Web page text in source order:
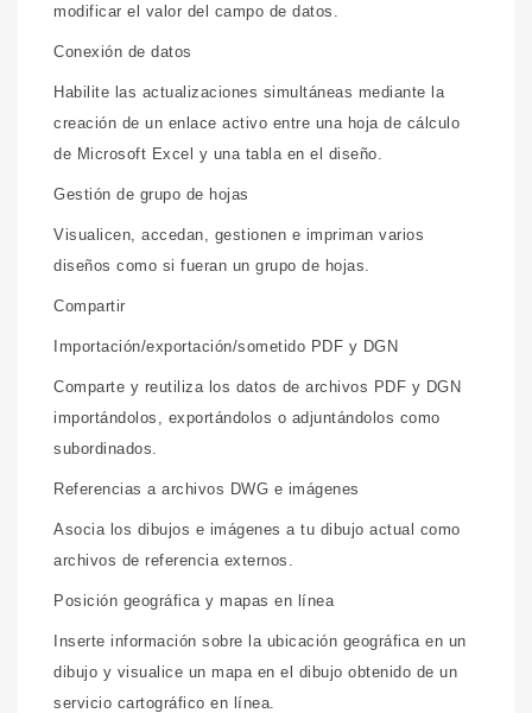
modificar el valor del campo de datos.
Conexión de datos
Habilite las actualizaciones simultáneas mediante la
creación de un enlace activo entre una hoja de cálculo
de Microsoft Excel y una tabla en el diseño.
Gestión de grupo de hojas
Visualicen, accedan, gestionen e impriman varios
diseños como si fueran un grupo de hojas.
Compartir
Importación/exportación/sometido PDF y DGN
Comparte y reutiliza los datos de archivos PDF y DGN
importándolos, exportándolos o adjuntándolos como
subordinados.
Referencias a archivos DWG e imágenes
Asocia los dibujos e imágenes a tu dibujo actual como
archivos de referencia externos.
Posición geográfica y mapas en línea
Inserte información sobre la ubicación geográfica en un
dibujo y visualice un mapa en el dibujo obtenido de un
servicio cartográfico en línea.